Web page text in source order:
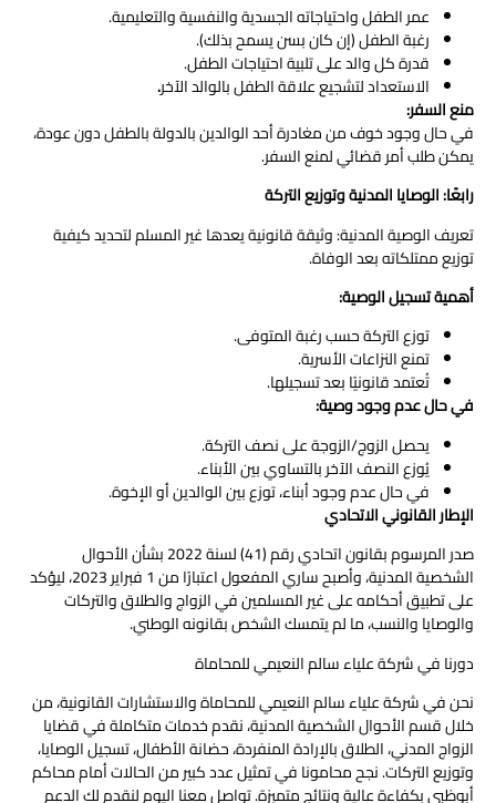
عمر الطفل واحتياجاته الجسدية والنفسية والتعليمية.
رغبة الطفل (إن كان بسن يسمح بذلك).
قدرة كل والد على تلبية احتياجات الطفل.
الاستعداد لتشجيع علاقة الطفل بالوالد الآخر.
منع السفر:
في حال وجود خوف من مغادرة أحد الوالدين بالدولة بالطفل دون عودة،
يمكن طلب أمر قضائي لمنع السفر.
رابعًا: الوصايا المدنية وتوزيع التركة
تعريف الوصية المدنية: وثيقة قانونية يعدها غير المسلم لتحديد كيفية
توزيع ممتلكاته بعد الوفاة.
أهمية تسجيل الوصية:
توزع التركة حسب رغبة المتوفى.
تمنع النزاعات الأسرية.
تُعتمد قانونيًا بعد تسجيلها.
في حال عدم وجود وصية:
يحصل الزوج/الزوجة على نصف التركة.
يُوزع النصف الآخر بالتساوي بين الأبناء.
في حال عدم وجود أبناء، توزع بين الوالدين أو الإخوة.
الإطار القانوني الاتحادي
صدر المرسوم بقانون اتحادي رقم (41) لسنة 2022 بشأن الأحوال
الشخصية المدنية، وأصبح ساري المفعول اعتبارًا من 1 فبراير 2023، ليؤكد
على تطبيق أحكامه على غير المسلمين في الزواج والطلاق والتركات
والوصايا والنسب، ما لم يتمسك الشخص بقانونه الوطني.
دورنا في شركة علياء سالم النعيمي للمحاماة
نحن في شركة علياء سالم النعيمي للمحاماة والاستشارات القانونية، من
خلال قسم الأحوال الشخصية المدنية، نقدم خدمات متكاملة في قضايا
الزواج المدني، الطلاق بالإرادة المنفردة، حضانة الأطفال، تسجيل الوصايا،
وتوزيع التركات. نجح محامونا في تمثيل عدد كبير من الحالات أمام محاكم
أبوظبي بكفاءة عالية ونتائج متميزة. تواصل معنا اليوم لنقدم لك الدعم